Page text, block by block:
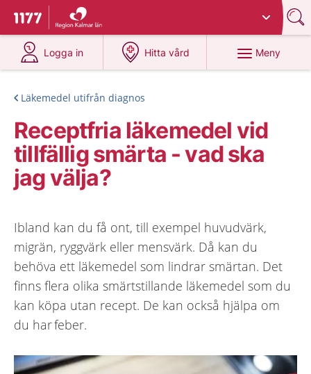
Till startsidan för 1177
Du har valt region
Logga in
på 1177.se
Hitta vård
på 1177.se
Meny
Läkemedel utifrån diagnos
Receptfria läkemedel vid
tillfällig smärta - vad ska
jag välja?
Ibland kan du få ont, till exempel huvudvärk,
migrän, ryggvärk eller mensvärk. Då kan du
behöva ett läkemedel som lindrar smärtan. Det
finns flera olika smärtstillande läkemedel som du
kan köpa utan recept. De kan också hjälpa om
du har feber.